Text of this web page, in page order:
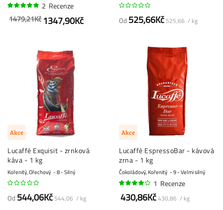
100%
2 Recenze
1347,90Kč
1479,21Kč Od 525,66Kč 525,66 / kg
Akce
Lucaffé Exquisit - zrnková
káva - 1 kg
Kořenitý, Ořechový 8 - Silný
Od 544,06Kč 544,06 / kg
Akce
Lucaffé EspressoBar - kávová
zrna - 1 kg
Čokoládový, Kořenitý 9 - Velmi silný
1 Recenze
430,86Kč430,86 / kg